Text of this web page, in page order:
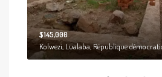
$145,000
Kolwezi, Lualaba, République